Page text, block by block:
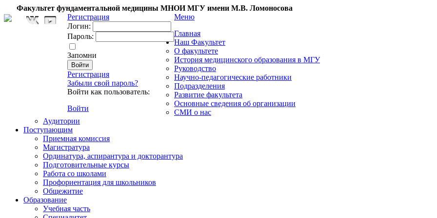
Факультет фундаментальной медицины МНОИ МГУ имени М.В. Ломоносова
Регистрация
Логин:
Пароль:
Запомни
Регистрация
Забыли свой пароль?
Войти как пользователь:
Войти
Меню
Главная
Наш Факультет
О факультете
История медицинского образования в МГУ
Руководство
Научно-педагогические работники
Подразделения
Развитие факультета
Основные сведения об организации
СМИ о нас
Аудитории
Поступающим
Приемная комиссия
Магистратура
Ординатура, аспирантура и докторантура
Подготовительные курсы
Работа со школами
Профориентация для школьников
Общежитие
Образование
Учебная часть